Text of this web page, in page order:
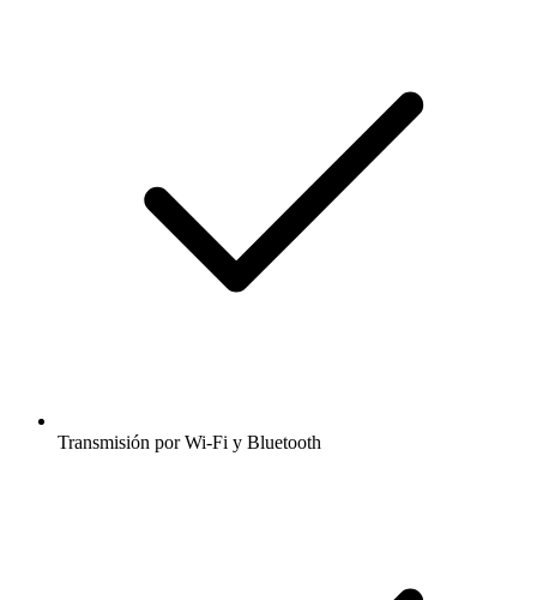
Transmisión por Wi-Fi y Bluetooth